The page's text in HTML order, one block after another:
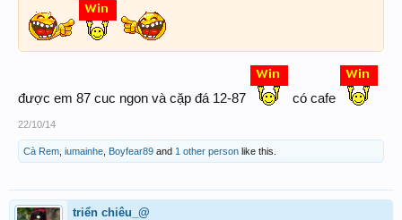
được em 87 cuc ngon và cặp đá 12-87 có cafe
22/10/14
Cà Rem iumainhe Boyfear89 and 1 other person like this.
triển chiêu_@